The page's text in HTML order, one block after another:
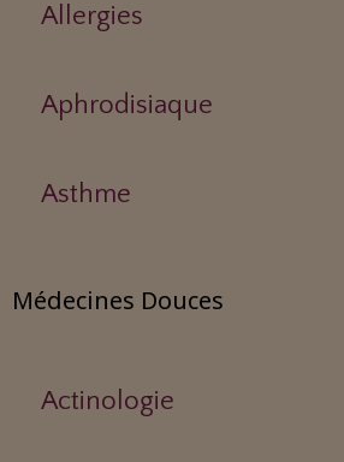
Allergies
Aphrodisiaque
Asthme
Médecines Douces
Actinologie